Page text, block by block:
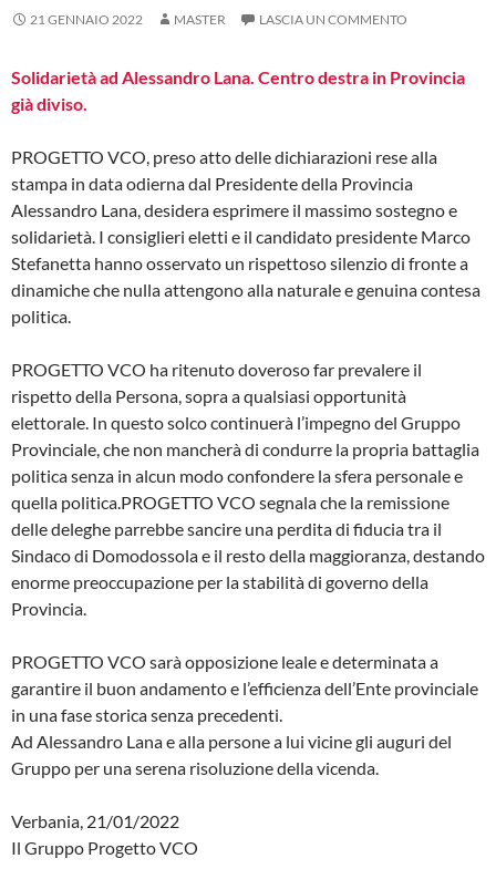
21 GENNAIO 2022 MASTER LASCIA UN COMMENTO
Solidarietà ad Alessandro Lana. Centro destra in Provincia
già diviso.
PROGETTO VCO, preso atto delle dichiarazioni rese alla
stampa in data odierna dal Presidente della Provincia
Alessandro Lana, desidera esprimere il massimo sostegno e
solidarietà. I consiglieri eletti e il candidato presidente Marco
Stefanetta hanno osservato un rispettoso silenzio di fronte a
dinamiche che nulla attengono alla naturale e genuina contesa
politica.
PROGETTO VCO ha ritenuto doveroso far prevalere il
rispetto della Persona, sopra a qualsiasi opportunità
elettorale. In questo solco continuerà l’impegno del Gruppo
Provinciale, che non mancherà di condurre la propria battaglia
politica senza in alcun modo confondere la sfera personale e
quella politica.PROGETTO VCO segnala che la remissione
delle deleghe parrebbe sancire una perdita di fiducia tra il
Sindaco di Domodossola e il resto della maggioranza, destando
enorme preoccupazione per la stabilità di governo della
Provincia.
PROGETTO VCO sarà opposizione leale e determinata a
garantire il buon andamento e l’efficienza dell’Ente provinciale
in una fase storica senza precedenti.
Ad Alessandro Lana e alla persone a lui vicine gli auguri del
Gruppo per una serena risoluzione della vicenda.
Verbania, 21/01/2022
Il Gruppo Progetto VCO